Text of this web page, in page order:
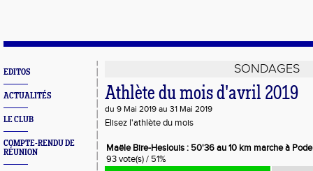
EDITOS
ACTUALITÉS
LE CLUB
COMPTE-RENDU DE
RÉUNION
SONDAGES
Athlète du mois d'avril 2019
du 9 Mai 2019 au 31 Mai 2019
Elisez l'athlète du mois
Maële Bire-Heslouis : 50'36 au 10 km marche à
93 vote(s) / 51%